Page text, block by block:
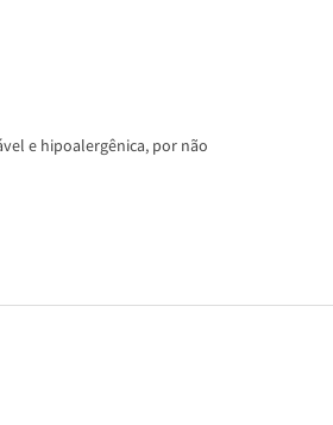
e hipoalergênica, por não